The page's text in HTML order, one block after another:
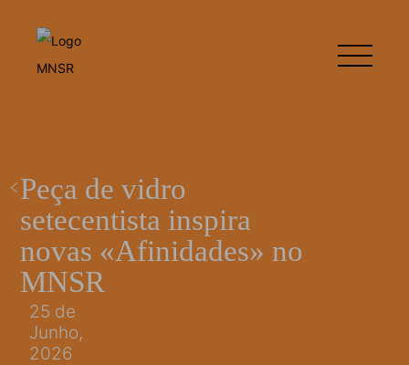
Peça de vidro
setecentista inspira
novas «Afinidades» no
MNSR
25 de
Junho,
2026